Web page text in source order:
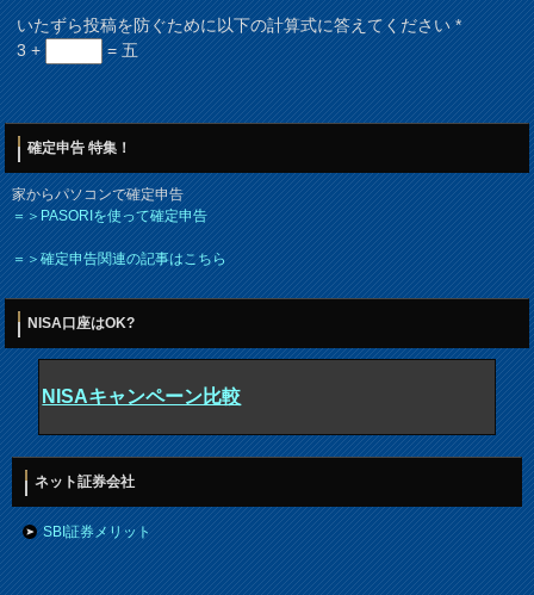
いたずら投稿を防ぐために以下の計算式に答えてください*
3 +
= 五
確定申告 特集！
家からパソコンで確定申告
＝＞PASORIを使って確定申告
＝＞確定申告関連の記事はこちら
NISA口座はOK?
NISAキャンペーン比較
ネット証券会社
SBI証券メリット